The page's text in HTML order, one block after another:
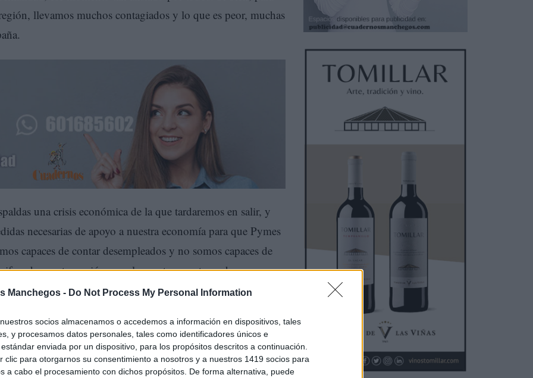
Manchegos - Do Not Process My Personal Information
socios almacenamos o accedemos a información en dispositivos, tales
y procesamos datos personales, tales como identificadores únicos e
enviada por un dispositivo, para los propósitos descritos a continuación.
clic para otorgarnos su consentimiento a nosotros y a nuestros 1419 socios para
a cabo el procesamiento con dichos propósitos. De forma alternativa, puede
llevamos muchos contagiados y lo que es peor, muchas
una crisis económica de la que tardaremos en salir, y
necesarias de apoyo a nuestra economía para que Pymes
capaces de contar desempleados y no somos capaces de
de nuestra región son alarmantes, y esto no ha